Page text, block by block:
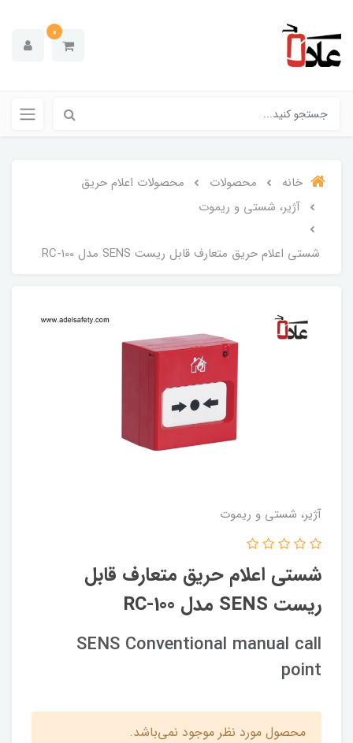
0
خانه محصولات
محصولات اعلام حریق
آژیر، شستی و ریموت
شستی اعلام حریق متعارف قابل ریست SENS مدل RC-100
آژیر، شستی و ریموت
شستی اعلام حریق متعارف قابل
ریست SENS مدل RC-100
SENS Conventional manual call
point
محصول مورد نظر موجود نمی‌باشد.